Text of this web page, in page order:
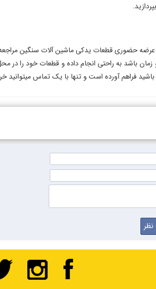
حضوری قطعات یدکی ماشین آلات سنگین
باشد به راحتی انجام داده و قطعات خود را
فراهم آورده است و تنها با یک تماس میتوانید